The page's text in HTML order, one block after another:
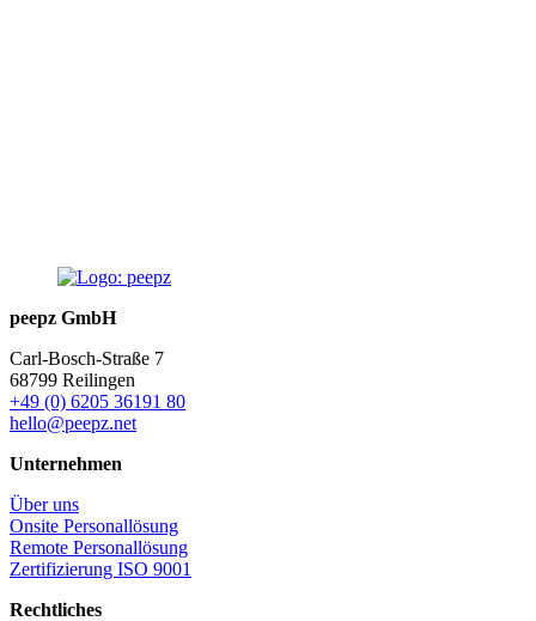
peepz GmbH
Carl-Bosch-Straße 7
68799 Reilingen
+49 (0) 6205 36191 80
hello@peepz.net
Unternehmen
Über uns
Onsite Personallösung
Remote Personallösung
Zertifizierung ISO 9001
Rechtliches